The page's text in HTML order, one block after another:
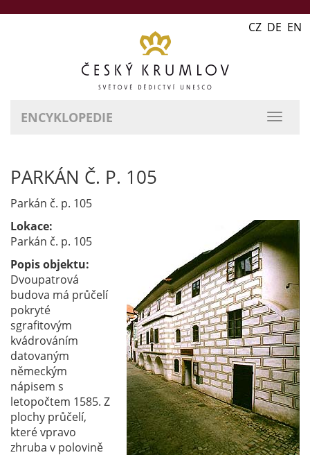
CZ DE EN
ENCYKLOPEDIE
PARKÁN Č. P. 105
Parkán č. p. 105
Lokace:
Parkán č. p. 105
Popis objektu:
Dvoupatrová
budova má průčelí
pokryté
sgrafitovým
kvádrováním
datovaným
německým
nápisem s
letopočtem 1585. Z
plochy průčelí,
které vpravo
zhruba v polovině